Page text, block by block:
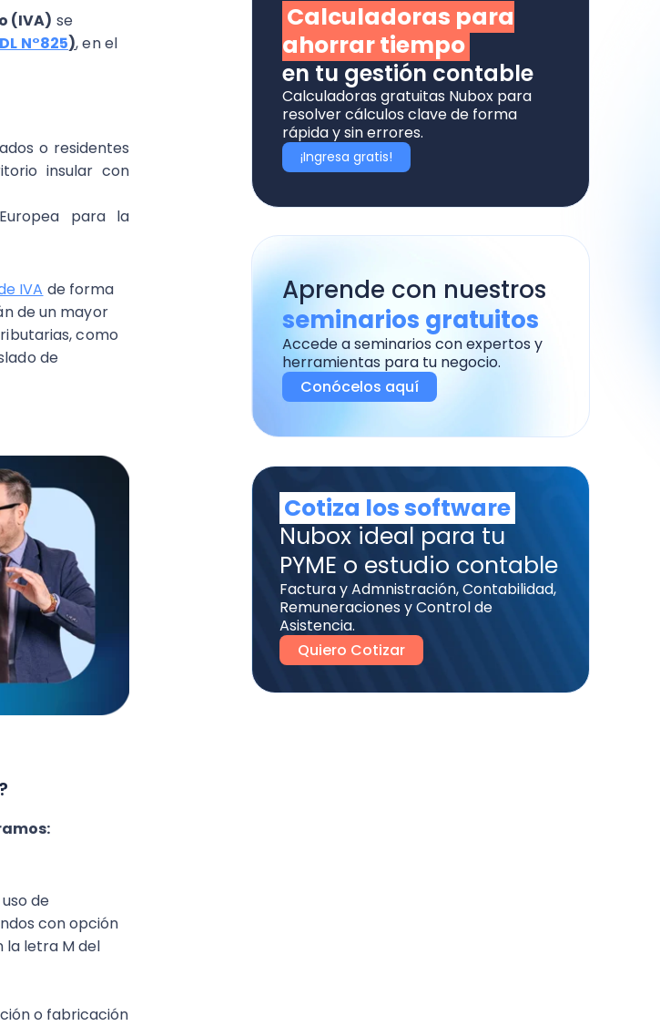
(IVA) se
DL N°825), en el
o residentes
insular con
para la
IVA de forma
de un mayor
como
de
de
con opción
la letra M del
o fabricación
Calculadoras para
ahorrar tiempo
en tu gestión contable
Calculadoras gratuitas Nubox para
resolver cálculos clave de forma
rápida y sin errores.
¡Ingresa gratis!
Aprende con nuestros
seminarios gratuitos
Accede a seminarios con expertos y
herramientas para tu negocio.
Conócelos aquí
Cotiza los software
Nubox ideal para tu
PYME o estudio contable
Factura y Admnistración, Contabilidad,
Remuneraciones y Control de
Asistencia.
Quiero Cotizar